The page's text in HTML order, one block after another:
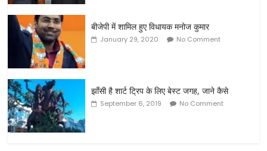
बीजेपी में शामिल हुए विधायक मनोज कुमार
January 29, 2020 No Comment
झाँसी है शार्ट ट्रिप के लिए बेस्ट जगह, जाने कैसे
September 6, 2019 No Comment